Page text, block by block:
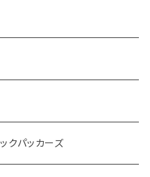
クパッカーズ